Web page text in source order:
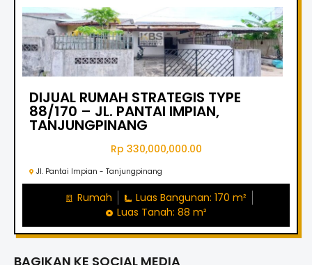
DIJUAL RUMAH STRATEGIS TYPE
88/170 – JL. PANTAI IMPIAN,
TANJUNGPINANG
Rp 330,000,000.00
Jl. Pantai Impian - Tanjungpinang
Rumah
Luas Bangunan: 170 m²
Luas Tanah: 88 m²
BAGIKAN KE SOCIAL MEDIA